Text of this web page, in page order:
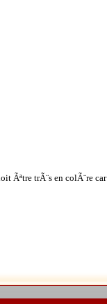
Ãªtre trÃ¨s en colÃ¨re car